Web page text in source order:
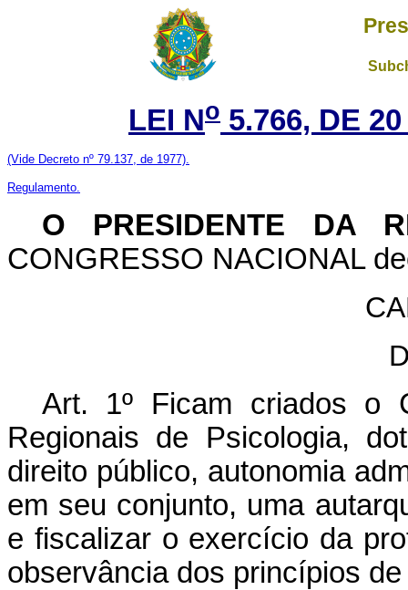
LEI No 5.766, DE
(Vide Decreto nº 79.137, de 1977).
Regulamento.
O PRESIDENTE DA
CONGRESSO NACIONAL
Art. 1º Ficam criados o
Regionais de Psicologia,
direito público, autonomia
em seu conjunto, uma
e fiscalizar o exercício da
observância dos princípios